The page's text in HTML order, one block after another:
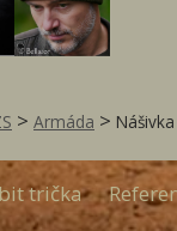
> Armáda >
trička